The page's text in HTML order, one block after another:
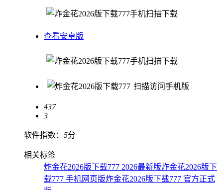
手机扫描下载
查看安卓版
手机扫描下载
扫描访问手机版
437
3
软件指数： 5分
相关标签
炸金花2026版下载777 2026最新版炸金花2026版下
载777 手机网页版炸金花2026版下载777 官方正式